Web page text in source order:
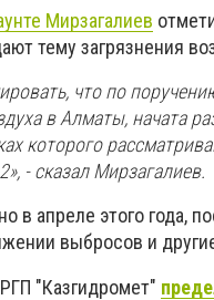
Мирзагалиев
тему загрязнения
что по
в Алматы, начата
которого
- сказал Мирзагалиев.
в апреле этого года,
выбросов и
"Казгидромет"